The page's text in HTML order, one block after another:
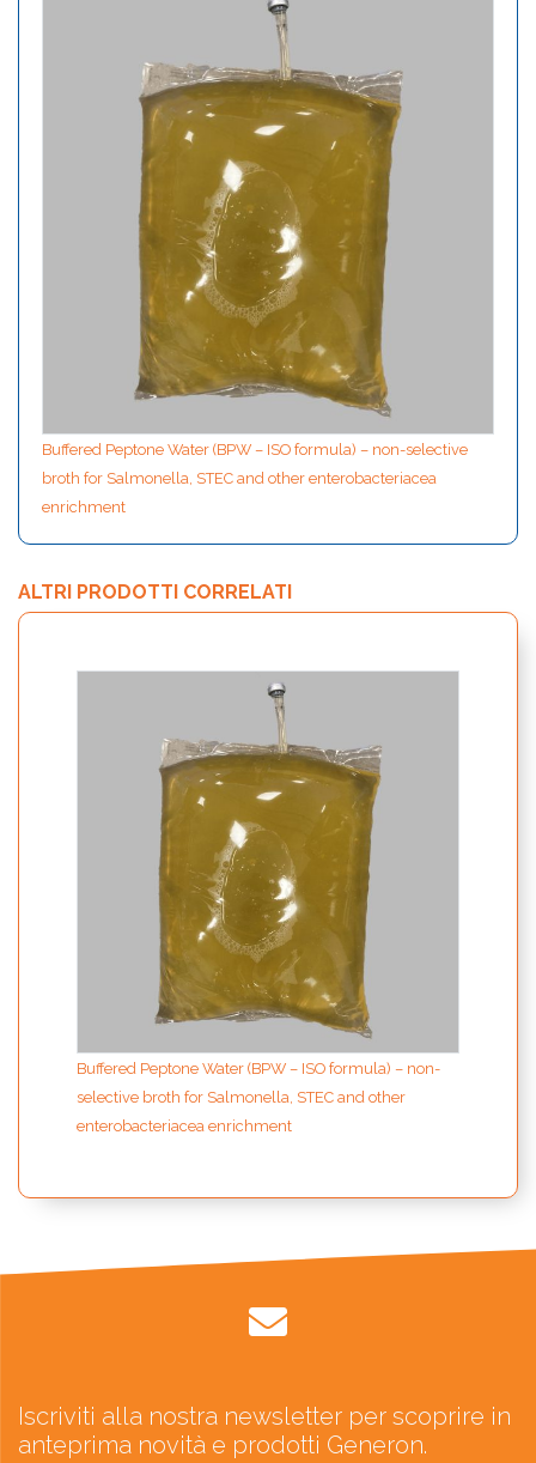
Buffered Peptone Water (BPW – ISO formula) – non-selective
broth for Salmonella, STEC and other enterobacteriacea
enrichment
ALTRI PRODOTTI CORRELATI
Buffered Peptone Water (BPW – ISO formula) – non-
selective broth for Salmonella, STEC and other
enterobacteriacea enrichment
Iscriviti alla nostra newsletter per scoprire in
anteprima novità e prodotti Generon.